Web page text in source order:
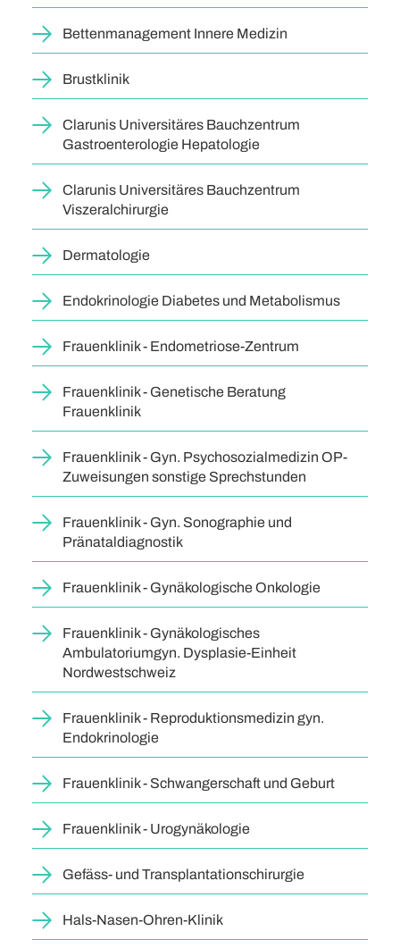
Bettenmanagement Innere Medizin
Brustklinik
Clarunis Universitäres Bauchzentrum
Gastroenterologie Hepatologie
Clarunis Universitäres Bauchzentrum
Viszeralchirurgie
Dermatologie
Endokrinologie Diabetes und Metabolismus
Frauenklinik - Endometriose-Zentrum
Frauenklinik - Genetische Beratung
Frauenklinik
Frauenklinik - Gyn. Psychosozialmedizin OP-
Zuweisungen sonstige Sprechstunden
Frauenklinik - Gyn. Sonographie und
Pränataldiagnostik
Frauenklinik - Gynäkologische Onkologie
Frauenklinik - Gynäkologisches
Ambulatoriumgyn. Dysplasie-Einheit
Nordwestschweiz
Frauenklinik - Reproduktionsmedizin gyn.
Endokrinologie
Frauenklinik - Schwangerschaft und Geburt
Frauenklinik - Urogynäkologie
Gefäss- und Transplantationschirurgie
Hals-Nasen-Ohren-Klinik